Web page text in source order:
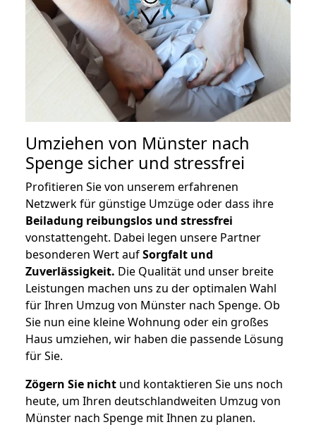
Umziehen von Münster nach
Spenge sicher und stressfrei
Profitieren Sie von unserem erfahrenen
Netzwerk für günstige Umzüge oder dass ihre
Beiladung reibungslos und stressfrei
vonstattengeht. Dabei legen unsere Partner
besonderen Wert aufSorgfalt und
Zuverlässigkeit. Die Qualität und unser breite
Leistungen machen uns zu der optimalen Wahl
für Ihren Umzug von Münster nach Spenge. Ob
Sie nun eine kleine Wohnung oder ein großes
Haus umziehen, wir haben die passende Lösung
für Sie.
Zögern Sie nicht und kontaktieren Sie uns noch
heute, um Ihren deutschlandweiten Umzug von
Münster nach Spenge mit Ihnen zu planen.